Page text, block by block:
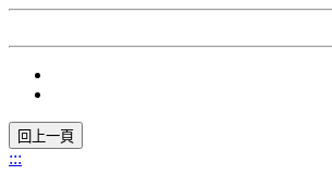
:::